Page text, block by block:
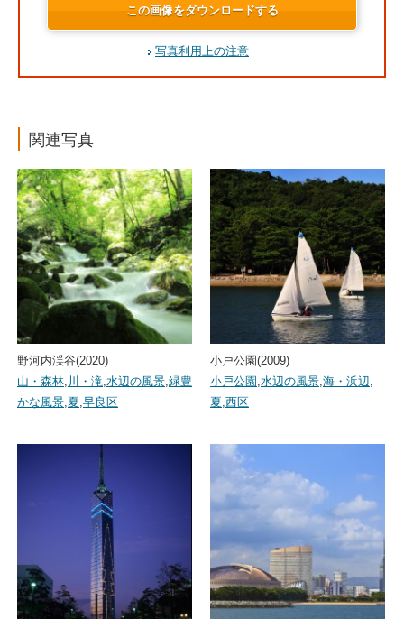
この画像をダウンロードする
写真利用上の注意
関連写真
野河内渓谷(2020)
山・森林, 川・滝,水辺の風景,緑豊
かな風景,夏,早良区
小戸公園(2009)
小戸公園 ,水辺の風景,海・浜辺,
夏,西区